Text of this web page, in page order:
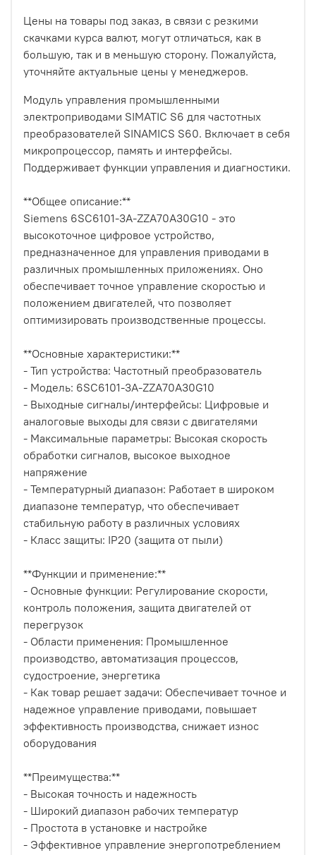
Цены на товары под заказ, в связи с резкими
скачками курса валют, могут отличаться, как в
большую, так и в меньшую сторону. Пожалуйста,
уточняйте актуальные цены у менеджеров.
Модуль управления промышленными
электроприводами SIMATIC S6 для частотных
преобразователей SINAMICS S60. Включает в себя
микропроцессор, память и интерфейсы.
Поддерживает функции управления и диагностики.
**Общее описание:**
Siemens 6SC6101-3A-ZZA70A30G10 - это
высокоточное цифровое устройство,
предназначенное для управления приводами в
различных промышленных приложениях. Оно
обеспечивает точное управление скоростью и
положением двигателей, что позволяет
оптимизировать производственные процессы.
**Основные характеристики:**
- Тип устройства: Частотный преобразователь
- Модель: 6SC6101-3A-ZZA70A30G10
- Выходные сигналы/интерфейсы: Цифровые и
аналоговые выходы для связи с двигателями
- Максимальные параметры: Высокая скорость
обработки сигналов, высокое выходное
напряжение
- Температурный диапазон: Работает в широком
диапазоне температур, что обеспечивает
стабильную работу в различных условиях
- Класс защиты: IP20 (защита от пыли)
**Функции и применение:**
- Основные функции: Регулирование скорости,
контроль положения, защита двигателей от
перегрузок
- Области применения: Промышленное
производство, автоматизация процессов,
судостроение, энергетика
- Как товар решает задачи: Обеспечивает точное и
надежное управление приводами, повышает
эффективность производства, снижает износ
оборудования
**Преимущества:**
- Высокая точность и надежность
- Широкий диапазон рабочих температур
- Простота в установке и настройке
- Эффективное управление энергопотреблением